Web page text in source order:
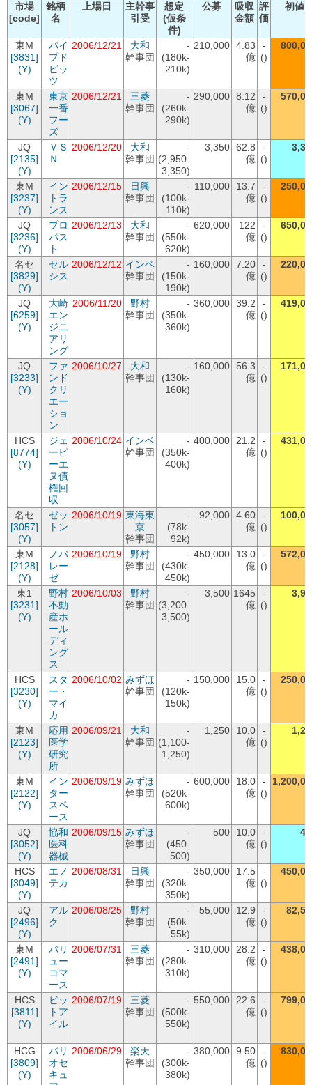
市場
[code]
銘柄
名
上場日
主幹事
引受
想定
(仮条
件)
公募
吸収
金額
評
価
初値
東M
[3831]
(Y)
パイ
プド
ビッ
ツ
2006/12/21
大和
幹事団
-
(180k-
210k)
210,000 4.83
億
-
()
東M
[3067]
(Y)
東京
一番
フー
ズ
2006/12/21
三菱
幹事団
-
(260k-
290k)
290,000 8.12
億
-
()
JQ
[2135]
(Y)
ＶＳ
Ｎ
2006/12/20
大和
幹事団
-
(2,950-
3,350)
3,350 62.8
億
-
()
東M
[3237]
(Y)
イン
トラ
ンス
2006/12/15
日興
幹事団
-
(100k-
110k)
110,000
13.7
億
-
()
JQ
[3236]
(Y)
プロ
パス
ト
2006/12/13
大和
幹事団
-
(550k-
620k)
620,000
122
億
-
()
名セ
[3829]
(Y)
セル
シス
2006/12/12 インベ
幹事団
-
(150k-
190k)
160,000 7.20
億
-
()
JQ
[6259]
(Y)
大崎
エン
ジニ
アリ
ング
2006/11/20
野村
幹事団
-
(350k-
360k)
360,000 39.2
億
-
()
JQ
[3233]
(Y)
ファ
ンド
クリ
エー
ショ
ン
2006/10/27
大和
幹事団
-
(130k-
160k)
160,000 56.3
億
-
()
HCS
[8774]
(Y)
ジェ
ーピ
ーエ
ヌ債
権回
収
2006/10/24 インベ
幹事団
-
(350k-
400k)
400,000
21.2
億
-
()
名セ
[3057]
(Y)
ゼッ
トン
2006/10/19 東海東
京
幹事団
-
(78k-
92k)
92,000 4.60
億
-
()
東M
[2128]
(Y)
ノバ
レー
ゼ
2006/10/19
野村
幹事団
-
(430k-
450k)
450,000
13.0
億
-
()
東1
[3231]
(Y)
野村
不動
産ホ
ール
ディ
ング
ス
2006/10/03
野村
幹事団
-
(3,200-
3,500)
3,500 1645
億
-
()
HCS
[3230]
(Y)
スタ
ー・
マイ
カ
2006/10/02 みずほ
幹事団
-
(120k-
150k)
150,000
15.0
億
-
()
東M
[2123]
(Y)
応用
医学
研究
所
2006/09/21
大和
幹事団
-
(1,100-
1,250)
1,250
10.0
億
-
()
東M
[2122]
(Y)
イン
ター
スペ
ース
2006/09/19 みずほ
幹事団
-
(520k-
600k)
600,000
18.0
億
-
()
JQ
[3052]
(Y)
協和
医科
器械
2006/09/15 みずほ
幹事団
-
(450-
500)
500
10.0
億
-
()
HCS
[3049]
(Y)
エノ
テカ
2006/08/31
日興
幹事団
-
(320k-
350k)
350,000
17.5
億
-
()
JQ
[2496]
(Y)
アル
ク
2006/08/25
野村
幹事団
-
(50k-
55k)
55,000
12.9
億
-
()
東M
[2491]
(Y)
バリ
ュー
コマ
ース
2006/07/31
三菱
幹事団
-
(280k-
310k)
310,000
28.2
億
-
()
HCS
[3811]
(Y)
ビッ
トア
イル
2006/07/19
三菱
幹事団
-
(500k-
550k)
550,000
22.6
億
-
()
HCG
[3809]
(Y)
バリ
オセ
キュ
2006/06/29
楽天
幹事団
-
(300k-
380k)
380,000 9.50
億
-
()